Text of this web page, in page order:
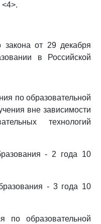
<4>.
от 29 декабря
в Российской
по образовательной
вне зависимости
технологий
- 2 года 10
- 3 года 10
по образовательной